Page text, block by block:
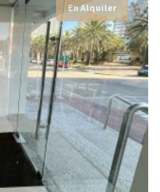
En Alquiler